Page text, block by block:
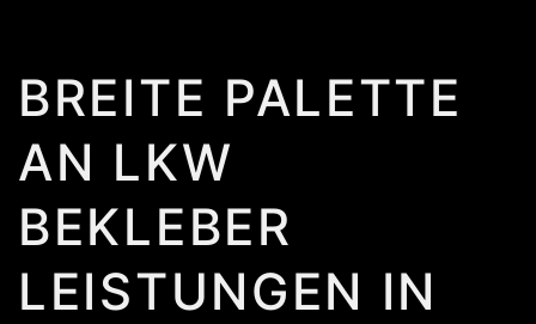
BREITE PALETTE
AN LKW
BEKLEBER
LEISTUNGEN IN